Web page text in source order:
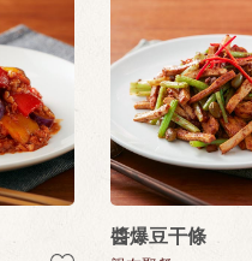
醬爆豆干條